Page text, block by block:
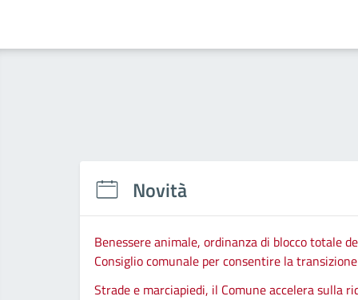
Novità
Benessere animale, ordinanza di blocco totale
Consiglio comunale per consentire la
Strade e marciapiedi, il Comune accelera sulla